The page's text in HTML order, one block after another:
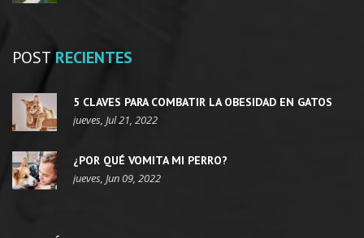
POST RECIENTES
5 CLAVES PARA COMBATIR LA OBESIDAD EN GATOS
jueves, Jul 21, 2022
¿POR QUÉ VOMITA MI PERRO?
jueves, Jun 09, 2022